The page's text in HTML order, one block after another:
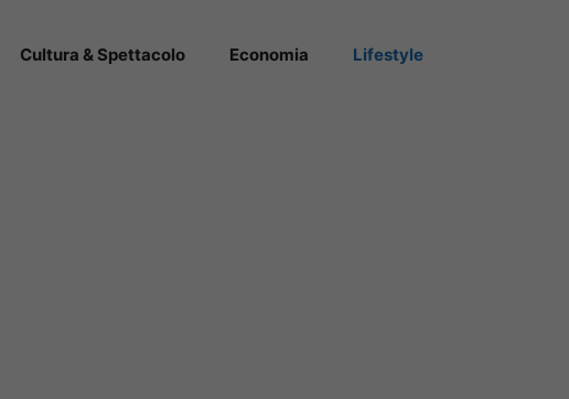
Cultura & Spettacolo Economia Lifestyle